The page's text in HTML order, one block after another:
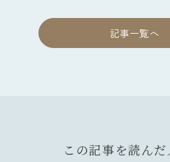
記事一覧へ
この記事を読んだ